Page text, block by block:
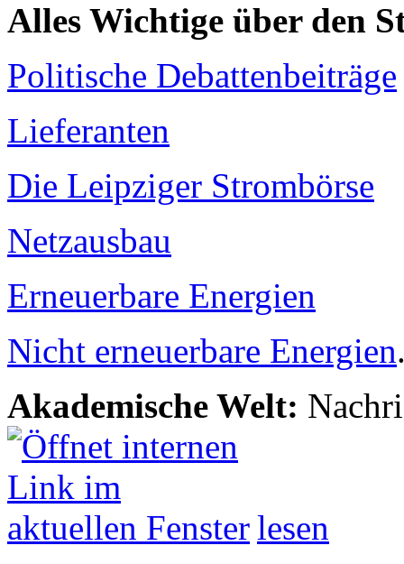
Alles Wichtige über den
Politische Debattenbeiträge
Lieferanten
Die Leipziger Strombörse
Netzausbau
Erneuerbare Energien
Nicht erneuerbare Energien
Akademische Welt:
lesen